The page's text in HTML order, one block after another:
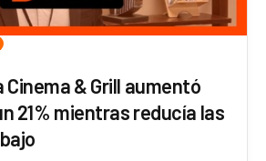
Cinema & Grill aumentó
21% mientras reducía las